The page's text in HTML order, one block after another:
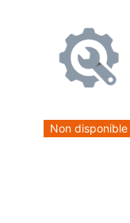
Non disponible